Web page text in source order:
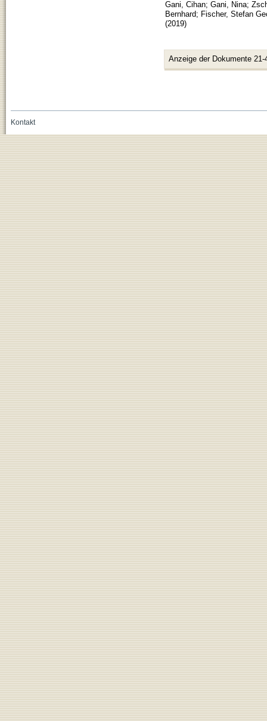
Gani, Cihan; Gani, Nina;
Bernhard; Fischer, Stefan
(2019)
Anzeige der Dokumente 21-
Kontakt